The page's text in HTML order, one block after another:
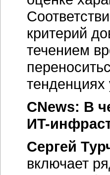
критерий
течением
CNews: В
ИT-
Сергей
включает